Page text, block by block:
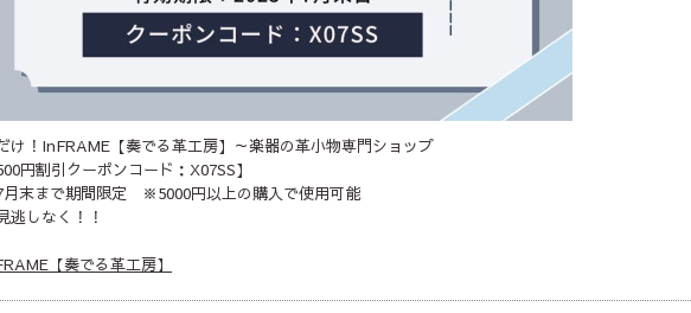
け！InFRAME【奏でる革工房】～楽器の革小物専門ショップ
500円割引クーポンコード：X07SS】
末まで期間限定 ※5000円以上の購入で使用可能
逃しなく！！
【奏でる革工房】